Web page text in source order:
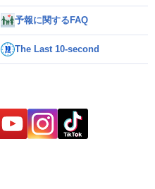
予報に関するFAQ
The Last 10-second